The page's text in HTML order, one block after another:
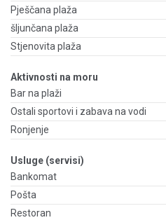
Pješčana plaža
šljunčana plaža
Stjenovita plaža
Aktivnosti na moru
Bar na plaži
Ostali sportovi i zabava na vodi
Ronjenje
Usluge (servisi)
Bankomat
Pošta
Restoran